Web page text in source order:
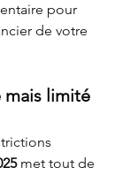
pour
de votre
limité
met tout de